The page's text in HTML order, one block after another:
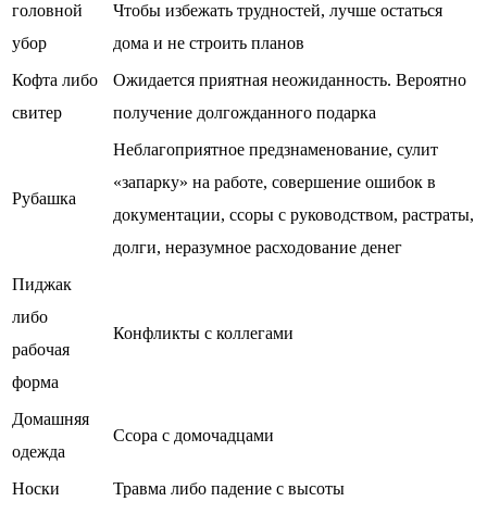
головной
убор
Чтобы избежать трудностей, лучше остаться
дома и не строить планов
Кофта либо
свитер
Ожидается приятная неожиданность. Вероятно
получение долгожданного подарка
Рубашка
Неблагоприятное предзнаменование, сулит
«запарку» на работе, совершение ошибок в
документации, ссоры с руководством, растраты,
долги, неразумное расходование денег
Пиджак
либо
рабочая
форма
Конфликты с коллегами
Домашняя
одежда
Ссора с домочадцами
Носки
Травма либо падение с высоты